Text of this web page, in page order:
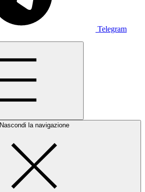
Telegram
Nascondi la navigazione